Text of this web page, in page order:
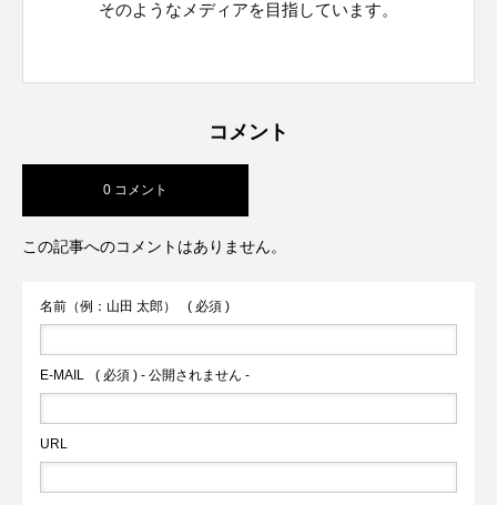
そのようなメディアを目指しています。
コメント
0 コメント
この記事へのコメントはありません。
名前（例：山田 太郎） ( 必須 )
E-MAIL ( 必須 ) - 公開されません -
URL